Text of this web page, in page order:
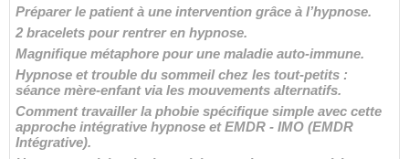
Préparer le patient à une intervention grâce à l’hypnose.
2 bracelets pour rentrer en hypnose.
Magnifique métaphore pour une maladie auto-immune.
Hypnose et trouble du sommeil chez les tout-petits :
séance mère-enfant via les mouvements alternatifs.
Comment travailler la phobie spécifique simple avec cette
approche intégrative hypnose et EMDR - IMO (EMDR
Intégrative).